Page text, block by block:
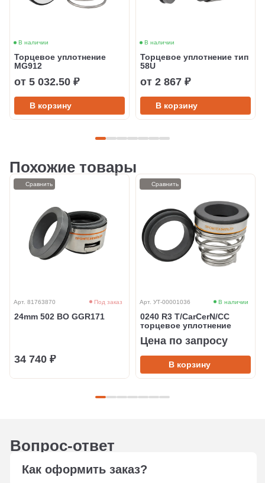
В наличии
Торцевое уплотнение
MG912
от 5 032.50 ₽
В корзину
В наличии
Торцевое уплотнение тип
58U
от 2 867 ₽
В корзину
Похожие товары
Арт. 81763870 Под заказ
24mm 502 BO GGR171
34 740 ₽
Сравнить
Арт. УТ-00001036 В наличии
0240 R3 T/CarCerN/CC
торцевое уплотнение
Цена по запросу
В корзину
Сравнить
Вопрос-ответ
Как оформить заказ?